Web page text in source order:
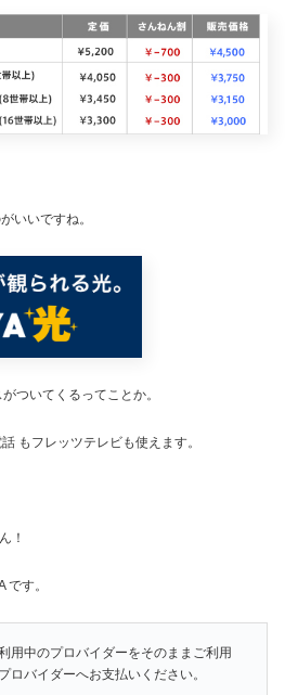
いいですね。
ついてくるってことか。
もフレッツテレビも使えます。
！
です。
用中のプロバイダーをそのままご利用
ロバイダーへお支払いください。